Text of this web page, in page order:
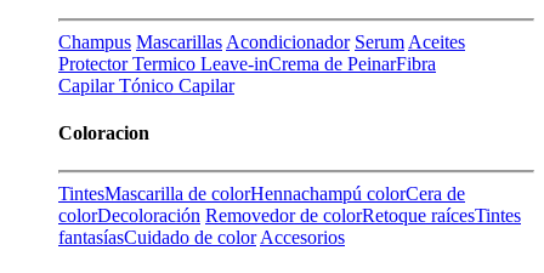
Champus Mascarillas Acondicionador Serum Aceites
Protector Termico Leave-inCrema de PeinarFibra
CapilarTónico Capilar
Coloracion
TintesMascarilla de colorHennachampú colorCera de
colorDecoloración Removedor de colorRetoque raícesTintes
fantasíasCuidado de color Accesorios